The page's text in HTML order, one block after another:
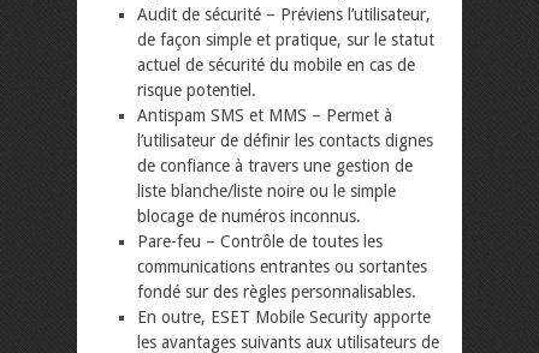
Audit de sécurité – Préviens l’utilisateur,
de façon simple et pratique, sur le statut
actuel de sécurité du mobile en cas de
risque potentiel.
Antispam SMS et MMS – Permet à
l’utilisateur de définir les contacts dignes
de confiance à travers une gestion de
liste blanche/liste noire ou le simple
blocage de numéros inconnus.
Pare-feu – Contrôle de toutes les
communications entrantes ou sortantes
fondé sur des règles personnalisables.
En outre, ESET Mobile Security apporte
les avantages suivants aux utilisateurs de